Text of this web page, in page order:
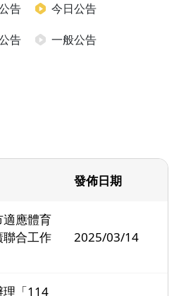
告
今日公告
告
一般公告
發佈日期
適應體育
合工作
2025/03/14
理「114